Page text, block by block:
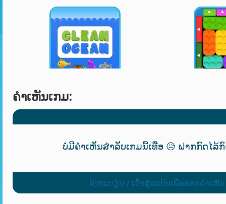
ຄໍາເຫັນເກມ:
ບໍ່ມີຄຳເຫັນສຳລັບເກມນີ້ເທື່ອ 😥 ຝາກກົດໄລ້
ລົງທະບຽນ / ເຂົ້າສູ່ລະບົບເພື່ອອອກຄໍາເຫັນ